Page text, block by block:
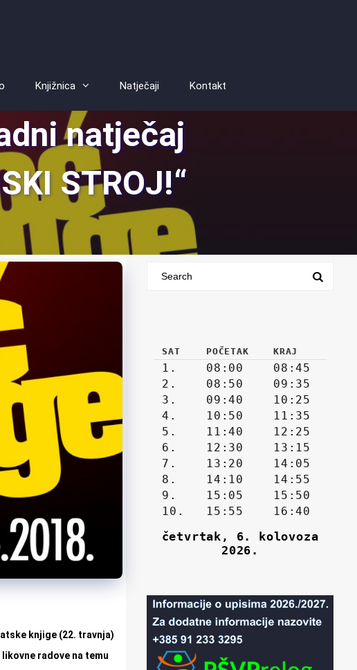
Knjižnica Natječaji Kontakt
natječaj
STROJ!“
knjige (22. travnja)
radove na temu